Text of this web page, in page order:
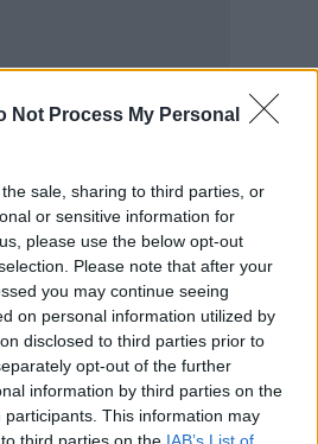
Not Process My Personal
sale, sharing to third parties, or
or sensitive information for
please use the below opt-out
Please note that after your
you may continue seeing
on personal information utilized by
disclosed to third parties prior to
opt-out of the further
information by third parties on the
participants. This information may
CEO της United Fiber,
και επιχειρήσεις είναι
οπτικών ινών μας, που
τόσο στην Αθήνα και τη
άλλες κομβικές περιοχές
το Ηράκλειο, η Λάρισα
επίτευγμα υπογραμμίζει τη
τον ψηφιακό
Ελλάδας, ενδυναμώνοντας